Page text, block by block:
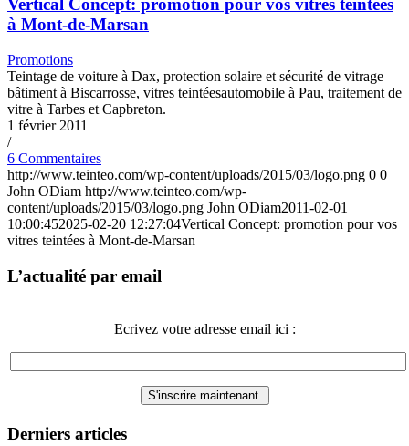
Vertical Concept: promotion pour vos vitres teintées
à Mont-de-Marsan
Promotions
Teintage de voiture à Dax, protection solaire et sécurité de vitrage
bâtiment à Biscarrosse, vitres teintéesautomobile à Pau, traitement de
vitre à Tarbes et Capbreton.
1 février 2011
/
6 Commentaires
http://www.teinteo.com/wp-content/uploads/2015/03/logo.png 0 0
John ODiam http://www.teinteo.com/wp-
content/uploads/2015/03/logo.png John ODiam2011-02-01
10:00:452025-02-20 12:27:04Vertical Concept: promotion pour vos
vitres teintées à Mont-de-Marsan
L’actualité par email
Ecrivez votre adresse email ici :
Derniers articles